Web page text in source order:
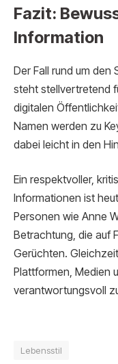
Fazit:
Information
Der Fall rund um den
steht stellvertretend
digitalen
Namen werden zu
dabei leicht in den
Ein respektvoller,
Informationen ist
Personen wie Anne
Betrachtung, die auf
Gerüchten.
Plattformen, Medien
verantwortungsvoll
Lebensstil